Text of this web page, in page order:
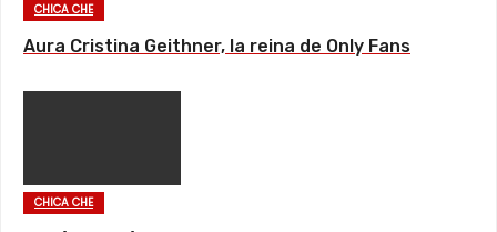
CHICA CHE
Aura Cristina Geithner, la reina de Only Fans
CHICA CHE